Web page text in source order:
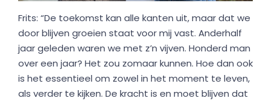
Frits: “De toekomst kan alle kanten uit, maar dat we
door blijven groeien staat voor mij vast. Anderhalf
jaar geleden waren we met z’n vijven. Honderd man
over een jaar? Het zou zomaar kunnen. Hoe dan ook
is het essentieel om zowel in het moment te leven,
als verder te kijken. De kracht is en moet blijven dat